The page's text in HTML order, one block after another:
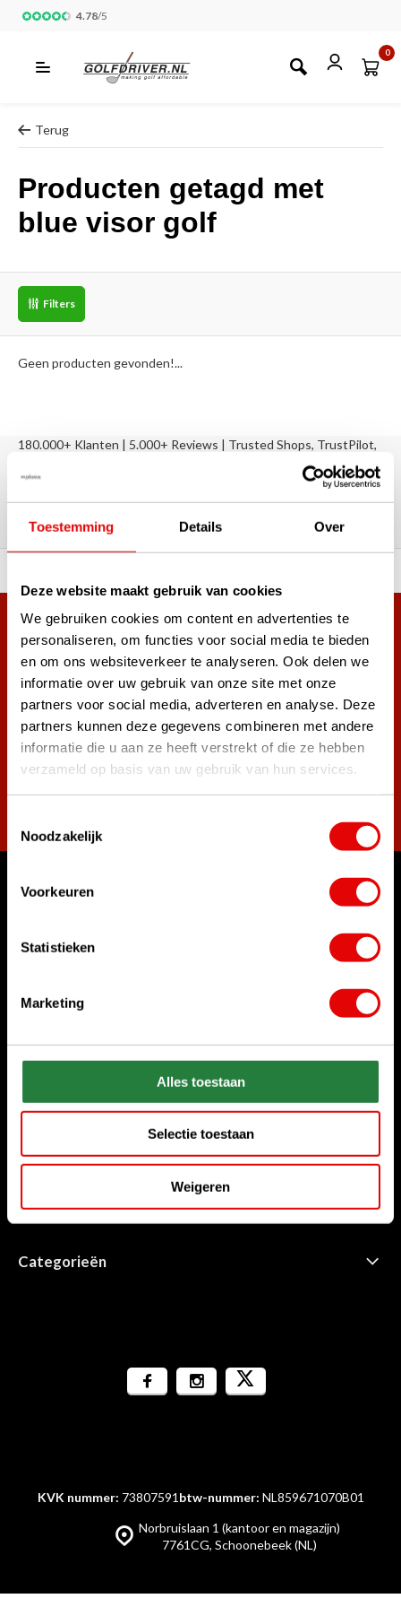
Toestemming Details Over
Deze website maakt gebruik van cookies
We gebruiken cookies om content en advertenties te
personaliseren, om functies voor social media te bieden
en om ons websiteverkeer te analyseren. Ook delen we
informatie over uw gebruik van onze site met onze
partners voor social media, adverteren en analyse. Deze
partners kunnen deze gegevens combineren met andere
informatie die u aan ze heeft verstrekt of die ze hebben
verzameld op basis van uw gebruik van hun services.
Noodzakelijk
Voorkeuren
Statistieken
Marketing
Alles toestaan
Selectie toestaan
Weigeren
4.78/5
0
Terug
Producten getagd met
blue visor golf
Filters
Geen producten gevonden!...
180.000+ Klanten | 5.000+ Reviews | Trusted Shops, TrustPilot,
Reviews: Onze klanten aan het
woord
Meer dan 38.000 klanten hebben zich al
aangemeld.
Word ook lid van de nieuwsbrief en mis nooit meer de beste
golf aanbiedingen!
Waar kunnen we u mee helpen?
Bel ons gerust
Chat met ons
Stuur ons een e-mail
sales@golfdriver.nl
Klantenservice
Informatie
Categorieën
Norbruislaan 1 (kantoor en magazijn)
7761CG, Schoonebeek (NL)
KVK nummer: 73807591 btw-nummer: NL859671070B01